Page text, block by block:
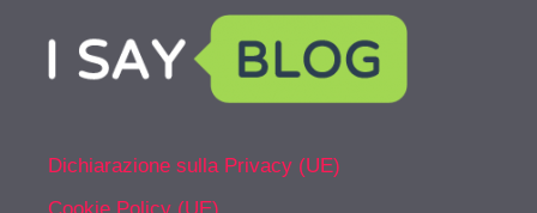
Dichiarazione sulla Privacy (UE)